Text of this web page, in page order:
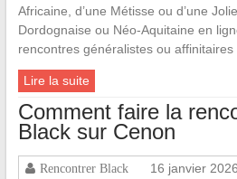
Africaine, d’une Métisse ou d’une
Dordognaise ou Néo-Aquitaine en
rencontres généralistes ou affinitaires
Lire la suite
Comment faire la
Black sur Cenon
Rencontrer Black 16 janvier 2026